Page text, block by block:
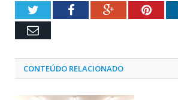
TwitterFacebookGoogle+
Email
CONTEÚDO RELACIONADO